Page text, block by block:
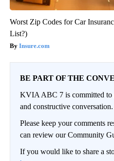
Worst Zip Codes for Car
List?)
Insure.com
BE PART OF THE
KVIA ABC 7 is committed
and constructive conversation.
Please keep your comments
can review our Community
If you would like to share a